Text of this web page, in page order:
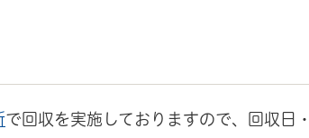
で回収を実施しておりますので、回収日